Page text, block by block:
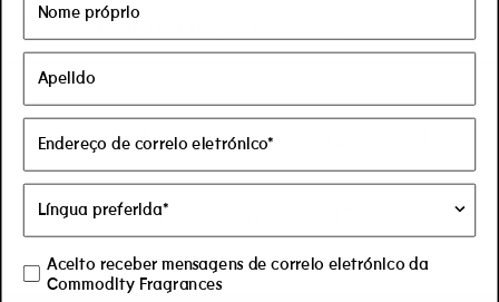
Encontrar um novo favorito
1 ...
14 15
Aceito receber mensagens de correio eletrónico da
Commodity Fragrances